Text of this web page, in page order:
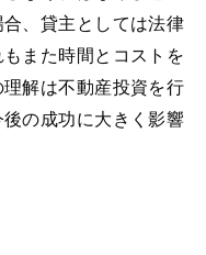
、貸主としては法律
また時間とコストを
解は不動産投資を行
の成功に大きく影響